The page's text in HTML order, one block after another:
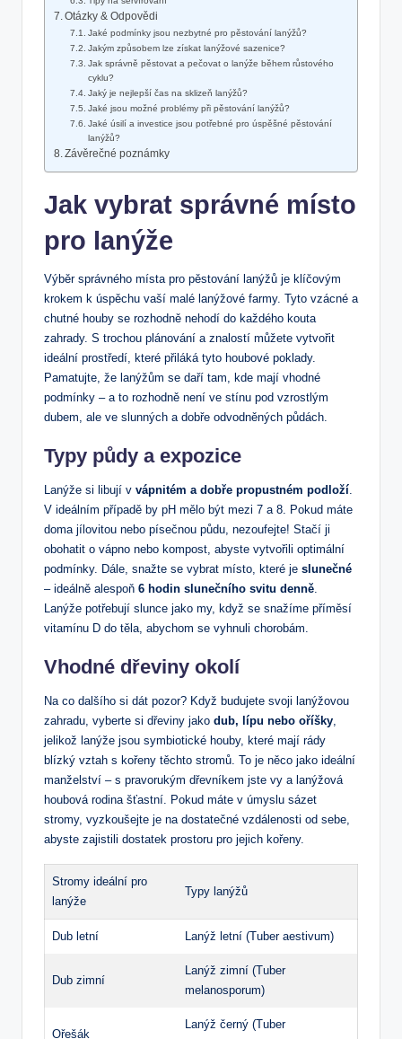
Otázky & Odpovědi
Jaké podmínky jsou nezbytné pro pěstování lanýžů?
Jakým způsobem lze získat lanýžové sazenice?
Jak správně pěstovat a pečovat o lanýže během růstového
cyklu?
Jaký je nejlepší čas na sklizeň lanýžů?
Jaké jsou možné problémy při pěstování lanýžů?
Jaké úsilí a investice jsou potřebné pro úspěšné pěstování
lanýžů?
Závěrečné poznámky
Jak vybrat správné místo
pro lanýže
Výběr správného místa pro pěstování lanýžů je klíčovým
krokem k úspěchu vaší malé lanýžové farmy. Tyto vzácné a
chutné houby se rozhodně nehodí do každého kouta
zahrady. S trochou plánování a znalostí můžete vytvořit
ideální prostředí, které přiláká tyto houbové poklady.
Pamatujte, že lanýžům se daří tam, kde mají vhodné
podmínky – a to rozhodně není ve stínu pod vzrostlým
dubem, ale ve slunných a dobře odvodněných půdách.
Typy půdy a expozice
Lanýže si libují v vápnitém a dobře propustném podloží.
V ideálním případě by pH mělo být mezi 7 a 8. Pokud máte
doma jílovitou nebo písečnou půdu, nezoufejte! Stačí ji
obohatit o vápno nebo kompost, abyste vytvořili optimální
podmínky. Dále, snažte se vybrat místo, které je slunečné
– ideálně alespoň 6 hodin slunečního svitu denně.
Lanýže potřebují slunce jako my, když se snažíme příměsí
vitamínu D do těla, abychom se vyhnuli chorobám.
Vhodné dřeviny okolí
Na co dalšího si dát pozor? Když budujete svoji lanýžovou
zahradu, vyberte si dřeviny jako dub, lípu nebo oříšky,
jelikož lanýže jsou symbiotické houby, které mají rády
blízký vztah s kořeny těchto stromů. To je něco jako ideální
manželství – s pravorukým dřevníkem jste vy a lanýžová
houbová rodina šťastní. Pokud máte v úmyslu sázet
stromy, vyzkoušejte je na dostatečné vzdálenosti od sebe,
abyste zajistili dostatek prostoru pro jejich kořeny.
Stromy ideální pro
lanýže
Typy lanýžů
Dub letní Lanýž letní (Tuber aestivum)
Dub zimní
Lanýž zimní (Tuber
melanosporum)
Ořešák
Lanýž černý (Tuber